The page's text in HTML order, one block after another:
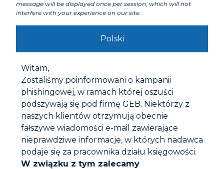
G30 PRODUKT DO ODSZLAMIANIA
message will be displayed once per session, which will not
interfere with your experience on our site.
Polski
Witam,
Zostaliśmy poinformowani o kampanii
phishingowej, w ramach której oszuści
podszywają się pod firmę GEB. Niektórzy z
naszych klientów otrzymują obecnie
fałszywe wiadomości e-mail zawierające
nieprawdziwe informacje, w których nadawca
podaje się za pracownika działu księgowości.
W związku z tym zalecamy